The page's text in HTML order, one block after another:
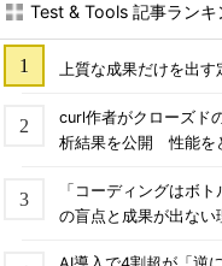
Test & Tools 記事ランキ
上質な成果だけを出
curl作者がクローズド
析結果を公開 性能を
「コーディングはボ
の盲点と成果が出な